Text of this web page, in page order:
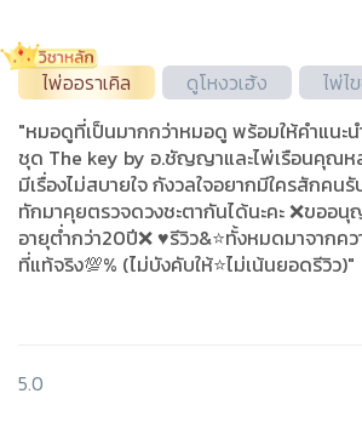
ไพ่ออราเคิล ดูโหงวเฮ้ง
ไพ่ไ
"หมอดูที่เป็นมากกว่าหมอดู พร้อมให้คำแนะน
ชุด The key by อ.ชัญญาและไพ่เรือนคุณห
มีเรื่องไม่สบายใจ กังวลใจอยากมีใครสักค
ทักมาคุยตรวจดวงชะตากันได้นะคะ ❌️ขออ
อายุต่ำกว่า20ปี❌️ ♥️รีวิว&⭐️ทั้งหมดมาจากค
ที่แท้จริง💯% (ไม่บังคับให้⭐ไม่เน้นยอดรีวิว)"
5.0